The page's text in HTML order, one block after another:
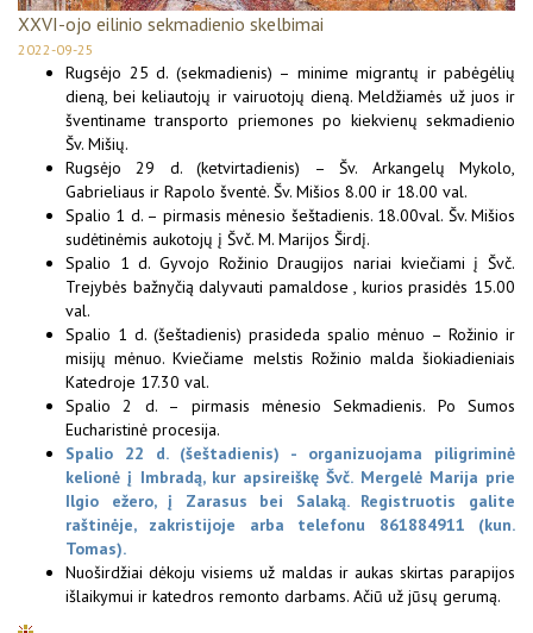
XXVI-ojo eilinio sekmadienio skelbimai
2022-09-25
Rugsėjo 25 d. (sekmadienis) – minime migrantų ir pabėgėlių
dieną, bei keliautojų ir vairuotojų dieną. Meldžiamės už juos ir
šventiname transporto priemones po kiekvienų sekmadienio
Šv. Mišių.
Rugsėjo 29 d. (ketvirtadienis) – Šv. Arkangelų Mykolo,
Gabrieliaus ir Rapolo šventė. Šv. Mišios 8.00 ir 18.00 val.
Spalio 1 d. – pirmasis mėnesio šeštadienis. 18.00val. Šv. Mišios
sudėtinėmis aukotojų į Švč. M. Marijos Širdį.
Spalio 1 d. Gyvojo Rožinio Draugijos nariai kviečiami į Švč.
Trejybės bažnyčią dalyvauti pamaldose , kurios prasidės 15.00
val.
Spalio 1 d. (šeštadienis) prasideda spalio mėnuo – Rožinio ir
misijų mėnuo. Kviečiame melstis Rožinio malda šiokiadieniais
Katedroje 17.30 val.
Spalio 2 d. – pirmasis mėnesio Sekmadienis. Po Sumos
Eucharistinė procesija.
Spalio 22 d. (šeštadienis) - organizuojama piligriminė
kelionė į Imbradą, kur apsireiškę Švč. Mergelė Marija prie
Ilgio ežero, į Zarasus bei Salaką. Registruotis galite
raštinėje, zakristijoje arba telefonu 861884911 (kun.
Tomas).
Nuoširdžiai dėkoju visiems už maldas ir aukas skirtas parapijos
išlaikymui ir katedros remonto darbams. Ačiū už jūsų gerumą.